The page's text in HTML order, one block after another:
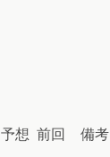
予想 前回 備考